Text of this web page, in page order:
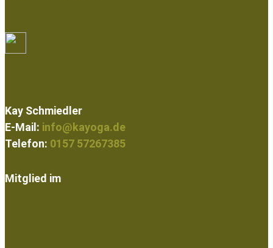
Kay Schmiedler
E-Mail: info@kayoga.de
Telefon: 0157 57267385
Mitglied im